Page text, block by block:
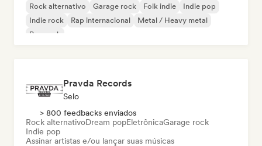
Rock alternativo Garage rock Folk indie
Indie pop
Indie rock
Rap internacional
Metal / Heavy metal
Pop rock
Pravda Records
Selo
> 800 feedbacks enviados
Rock alternativoDream popEletrônicaGarage rock
Indie pop
Assinar artistas e/ou lançar suas músicas